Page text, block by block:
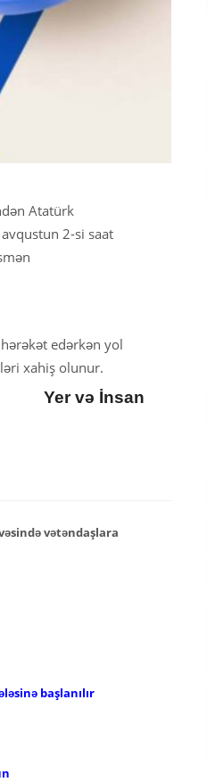
Atatürk
2-si saat
edərkən yol
xahiş olunur.
Yer və İnsan
vətəndaşlara
başlanılır